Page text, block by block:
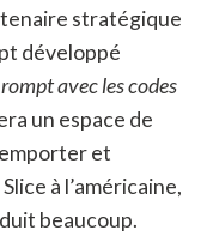
stratégique
développé
avec les codes
un espace de
et
à l’américaine,
beaucoup.